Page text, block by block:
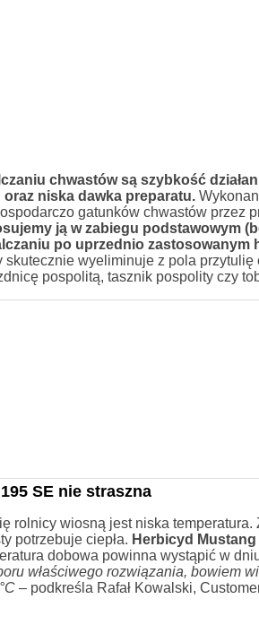
chwastów są szybkość
niska dawka preparatu.
gatunków chwastów przez
ją w zabiegu podstawowym
po uprzednio zastosowanym
wyeliminuje z pola przytulię
pospolitą, tasznik pospolity czy
SE nie straszna
rolnicy wiosną jest niska
potrzebuje ciepła. Herbicyd
dobowa powinna wystąpić w
właściwego rozwiązania, bowiem
–podkreśla Rafał Kowalski,